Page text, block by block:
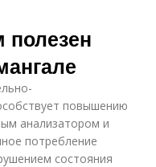
полезен
повышению
анализатором и
потребление
состояния